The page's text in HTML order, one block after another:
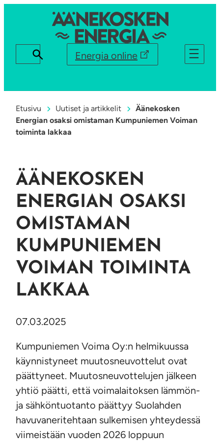
Energia online
Etusivu Uutiset ja artikkelit
Äänekosken
Energian osaksi omistaman Kumpuniemen Voiman
toiminta lakkaa
ÄÄNEKOSKEN
ENERGIAN OSAKSI
OMISTAMAN
KUMPUNIEMEN
VOIMAN TOIMINTA
LAKKAA
07.03.2025
Kumpuniemen Voima Oy:n helmikuussa
käynnistyneet muutosneuvottelut ovat
päättyneet. Muutosneuvottelujen jälkeen
yhtiö päätti, että voimalaitoksen lämmön-
ja sähköntuotanto päättyy Suolahden
havuvaneritehtaan sulkemisen yhteydessä
viimeistään vuoden 2026 loppuun